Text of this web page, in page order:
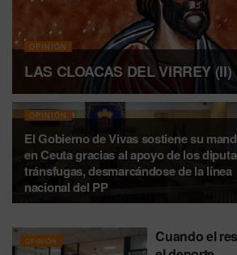
OPINIÓN
LAS CLOACAS DEL VIRREY (II)
OPINIÓN
El Gobierno de Vivas sostiene su
en Ceuta gracias al apoyo de los
tránsfugas, desmarcándose de la línea
nacional del PP
OPINIÓN
Cuando el